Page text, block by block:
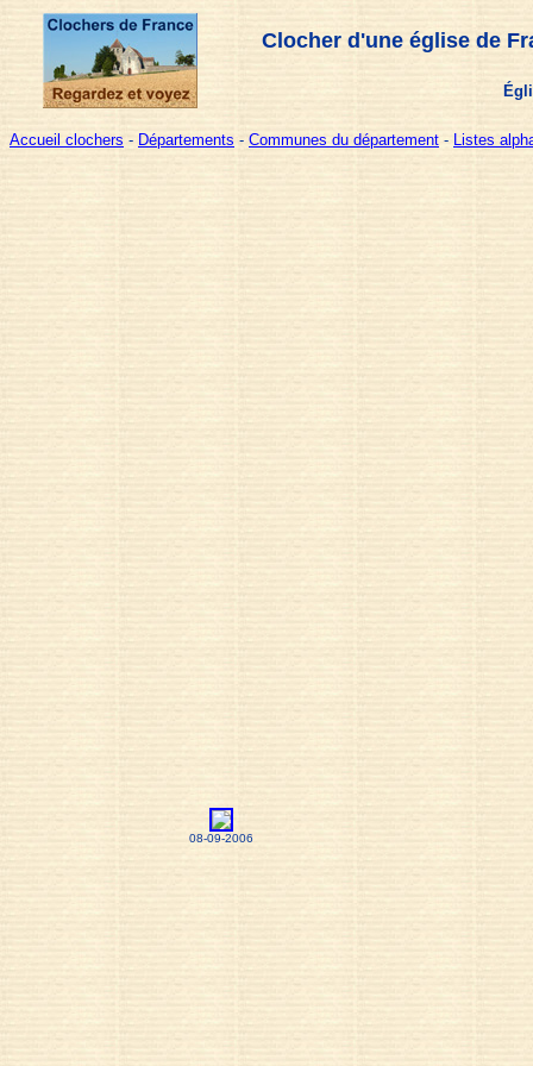
Clocher d'une église de
Accueil clochers - Départements - Communes du département - Listes
08-09-2006